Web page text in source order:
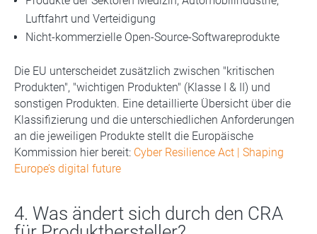
Luftfahrt und Verteidigung
Nicht-kommerzielle Open-Source-Softwareprodukte
Die EU unterscheidet zusätzlich zwischen "kritischen
Produkten", "wichtigen Produkten" (Klasse I & II) und
sonstigen Produkten. Eine detaillierte Übersicht über die
Klassifizierung und die unterschiedlichen Anforderungen
an die jeweiligen Produkte stellt die Europäische
Kommission hier bereit: Cyber Resilience Act | Shaping
Europe’s digital future
4. Was ändert sich durch den CRA